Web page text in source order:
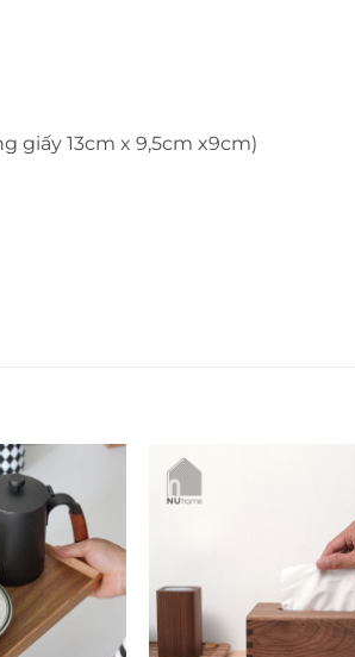
giấy 13cm x 9,5cm x9cm)